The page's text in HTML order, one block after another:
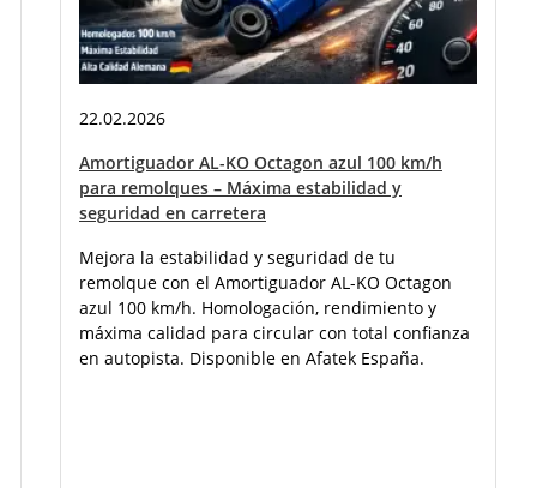
22.02.2026
Amortiguador AL-KO Octagon azul 100 km/h
para remolques – Máxima estabilidad y
seguridad en carretera
Mejora la estabilidad y seguridad de tu
remolque con el Amortiguador AL-KO Octagon
azul 100 km/h. Homologación, rendimiento y
máxima calidad para circular con total confianza
en autopista. Disponible en Afatek España.